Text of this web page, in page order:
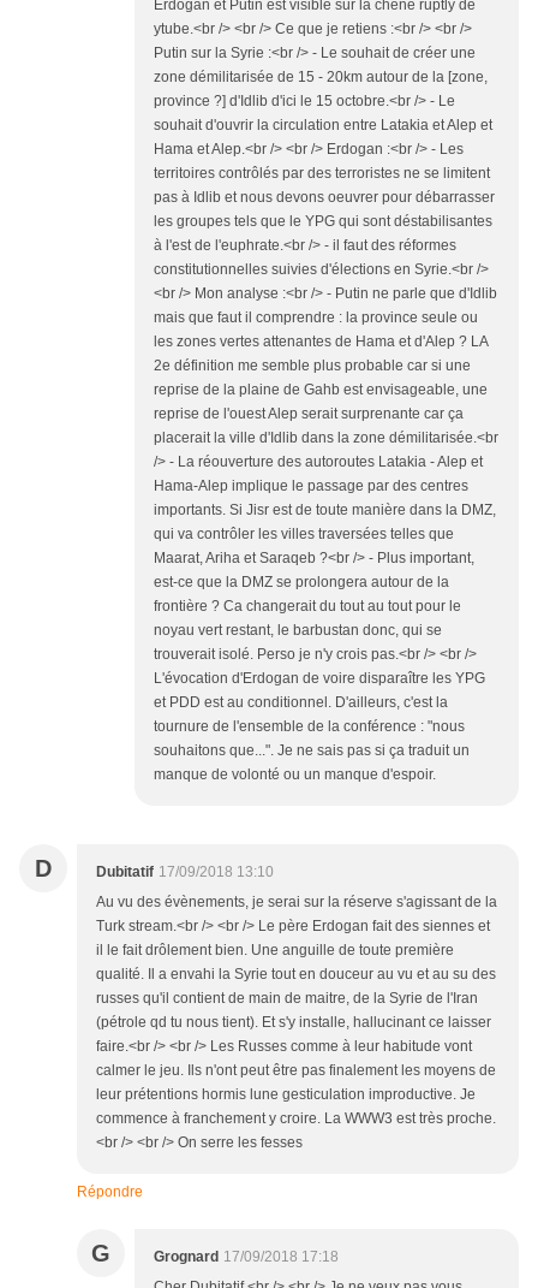
Erdogan et Putin est visible sur la chêne ruptly de
ytube.<br /> <br /> Ce que je retiens :<br /> <br />
Putin sur la Syrie :<br /> - Le souhait de créer une
zone démilitarisée de 15 - 20km autour de la [zone,
province ?] d'Idlib d'ici le 15 octobre.<br /> - Le
souhait d'ouvrir la circulation entre Latakia et Alep et
Hama et Alep.<br /> <br /> Erdogan :<br /> - Les
territoires contrôlés par des terroristes ne se limitent
pas à Idlib et nous devons oeuvrer pour débarrasser
les groupes tels que le YPG qui sont déstabilisantes
à l'est de l'euphrate.<br /> - il faut des réformes
constitutionnelles suivies d'élections en Syrie.<br />
<br /> Mon analyse :<br /> - Putin ne parle que d'Idlib
mais que faut il comprendre : la province seule ou
les zones vertes attenantes de Hama et d'Alep ? LA
2e définition me semble plus probable car si une
reprise de la plaine de Gahb est envisageable, une
reprise de l'ouest Alep serait surprenante car ça
placerait la ville d'Idlib dans la zone démilitarisée.<br
/> - La réouverture des autoroutes Latakia - Alep et
Hama-Alep implique le passage par des centres
importants. Si Jisr est de toute manière dans la DMZ,
qui va contrôler les villes traversées telles que
Maarat, Ariha et Saraqeb ?<br /> - Plus important,
est-ce que la DMZ se prolongera autour de la
frontière ? Ca changerait du tout au tout pour le
noyau vert restant, le barbustan donc, qui se
trouverait isolé. Perso je n'y crois pas.<br /> <br />
L'évocation d'Erdogan de voire disparaître les YPG
et PDD est au conditionnel. D'ailleurs, c'est la
tournure de l'ensemble de la conférence : "nous
souhaitons que...". Je ne sais pas si ça traduit un
manque de volonté ou un manque d'espoir.
D Dubitatif 17/09/2018 13:10
Au vu des évènements, je serai sur la réserve s'agissant de la
Turk stream.<br /> <br /> Le père Erdogan fait des siennes et
il le fait drôlement bien. Une anguille de toute première
qualité. Il a envahi la Syrie tout en douceur au vu et au su des
russes qu'il contient de main de maitre, de la Syrie de l'Iran
(pétrole qd tu nous tient). Et s'y installe, hallucinant ce laisser
faire.<br /> <br /> Les Russes comme à leur habitude vont
calmer le jeu. Ils n'ont peut être pas finalement les moyens de
leur prétentions hormis lune gesticulation improductive. Je
commence à franchement y croire. La WWW3 est très proche.
<br /> <br /> On serre les fesses
Répondre
G Grognard 17/09/2018 17:18